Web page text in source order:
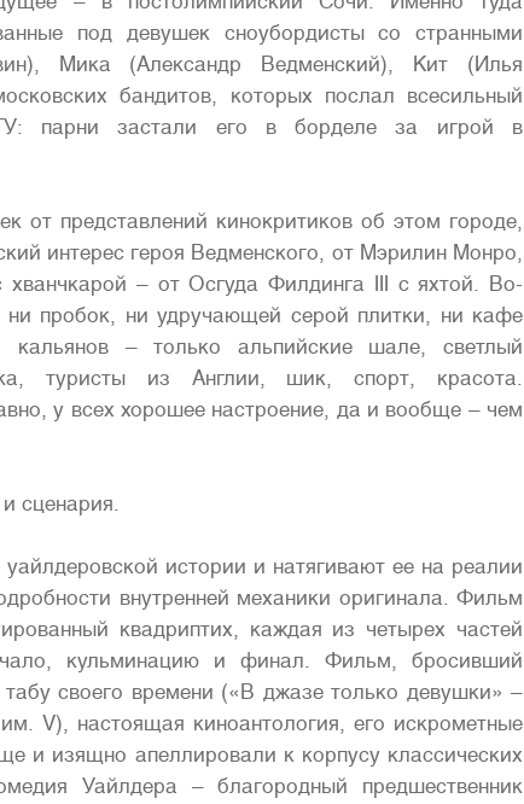
под девушек сноубордисты со странными
Мика (Александр Ведменский), Кит (Илья
бандитов, которых послал всесильный
парни застали его в борделе за игрой в
от представлений кинокритиков об этом городе,
интерес героя Ведменского, от Мэрилин Монро,
– от Осгуда Филдинга III с яхтой. Во-
пробок, ни удручающей серой плитки, ни кафе
– только альпийские шале, светлый
туристы из Англии, шик, спорт, красота.
у всех хорошее настроение, да и вообще – чем
сценария.
истории и натягивают ее на реалии
внутренней механики оригинала. Фильм
квадриптих, каждая из четырех частей
кульминацию и финал. Фильм, бросивший
своего времени («В джазе только девушки» –
V), настоящая киноантология, его искрометные
и изящно апеллировали к корпусу классических
Уайлдера – благородный предшественник